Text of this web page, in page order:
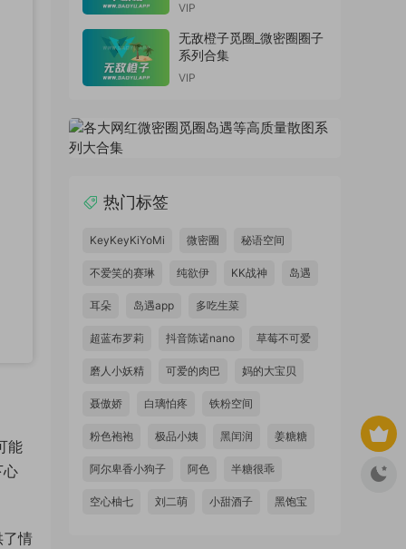
能
心
了情
VIP
无敌橙子觅圈_微密圈圈子
系列合集
VIP
热门标签
KeyKeyKiYoMi 微密圈 秘语空间
不爱笑的赛琳 纯欲伊 KK战神 岛遇
耳朵 岛遇app 多吃生菜
超蓝布罗莉 抖音陈诺nano 草莓不可爱
磨人小妖精 可爱的肉巴 妈的大宝贝
聂傲娇 白璃怕疼 铁粉空间
粉色袍袍 极品小姨 黑闰润 姜糖糖
阿尔卑香小狗子 阿色 半糖很乖
空心柚七 刘二萌 小甜酒子 黑饱宝